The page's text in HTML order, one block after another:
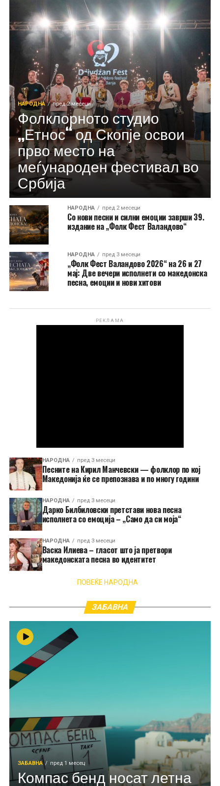
НАРОДНА пред 2 месеци
Фолклорното студио
„Етнос“ од Скопје освои
прво место на
меѓународен фестивал во
Србија
НАРОДНА пред 2 месеци
Со нови песни и силни емоции заврши 39.
издание на „Фолк Фест Валандово“
НАРОДНА пред 3 месеци
„Фолк Фест Валандово 2026“ на 26 и 27
мај: Две вечери исполнети со македонска
песна, емоции и нови хитови
РЕКЛАМА
НАРОДНА пред 3 месеци
Песните на Кирил Манчевски — фолклор по кој
Македонија ќе се препознава и по многу години
НАРОДНА пред 3 месеци
Дарко Билбиловски претстави нова песна
исполнета со емоција – „Само да си моја“
НАРОДНА пред 3 месеци
Васка Илиева – гласот што ја претвори
македонската песна во идентитет
ПОВЕЌЕ НАРОДНА
ЗАБАВНА
ЗАБАВНА пред 1 месец
Компас бенд носат летна